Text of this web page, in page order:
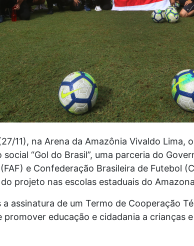
11), na Arena da Amazônia Vivaldo
“Gol do Brasil”, uma parceria do
e Confederação Brasileira de Futebol
projeto nas escolas estaduais do
assinatura de um Termo de Cooperação
promover educação e cidadania a crianças